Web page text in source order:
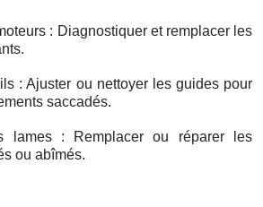
: Diagnostiquer et remplacer les
: Ajuster ou nettoyer les guides pour
saccadés.
lames : Remplacer ou réparer les
ou abîmés.